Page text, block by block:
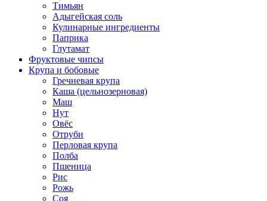
Тимьян
Адыгейская соль
Кулинарные ингредиенты
Паприка
Глутамат
Фруктовые чипсы
Крупа и бобовые
Гречневая крупа
Каша (цельнозерновая)
Маш
Нут
Овёс
Отруби
Перловая крупа
Полба
Пшеница
Рис
Рожь
Соя